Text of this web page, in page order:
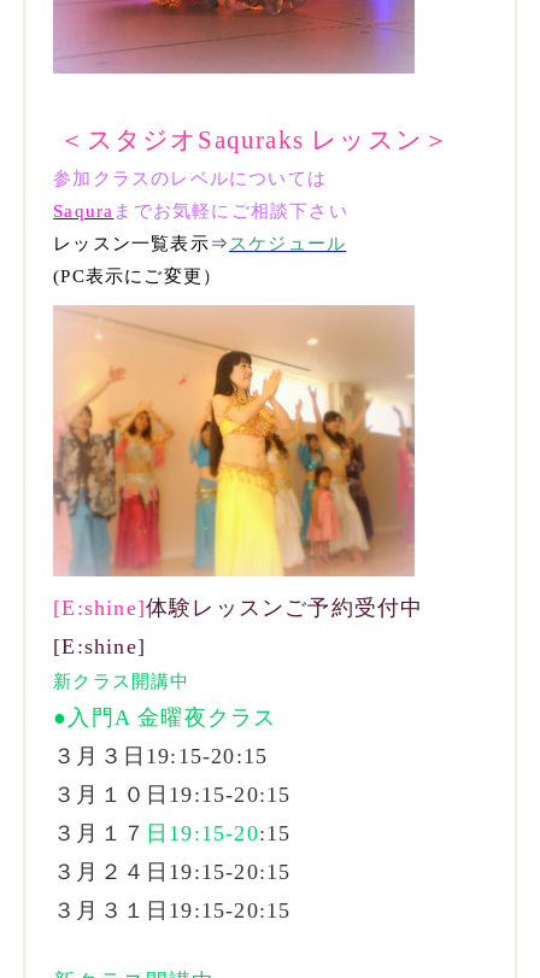
＜スタジオSaquraks レッスン＞
参加クラスのレベルについては
Saqura までお気軽にご相談下さい
レッスン一覧表示⇒ スケジュール
(PC表示にご変更）
[E:shine]体験レッスンご予約受付中
[E:shine]
新クラス開講中
●入門A 金曜夜クラス
３月３日19:15-20:15
３月１０ 日19:15-20:15
３月１７ 日19:15-20:15
３月２４日19:15-20:15
３月３１日19:15-20:15